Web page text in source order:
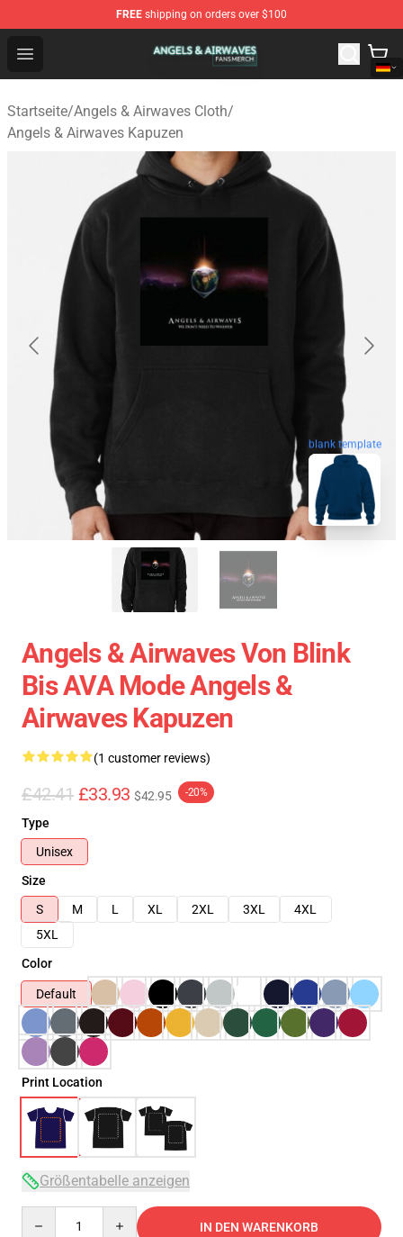
FREE shipping on orders over $100
Open menu
Angels & Airwaves Shop - Official Angels & Airwaves
Startseite/Angels & Airwaves Cloth/
Angels & Airwaves Kapuzen
blank template
Angels & Airwaves Von Blink
Bis AVA Mode Angels &
Airwaves Kapuzen
(1 customer reviews)
£42.41 £33.93 $42.95 -20%
Type
Unisex
Size
S
M L XL 2XL 3XL
4XL
5XL
Color
Default
Print Location
Größentabelle anzeigen
IN DEN WARENKORB